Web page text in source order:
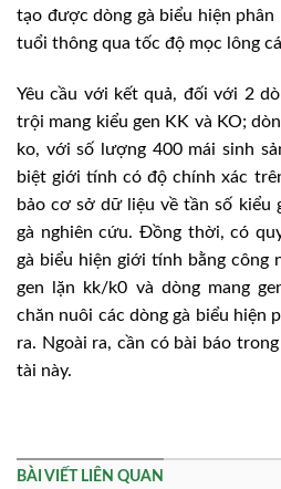
tạo được dòng gà biểu hiện
tuổi thông qua tốc độ mọc lông
Yêu cầu với kết quả, đối với 2
trội mang kiểu gen KK và KO;
ko, với số lượng 400 mái sinh
biệt giới tính có độ chính xác
bảo cơ sở dữ liệu về tần số kiểu
gà nghiên cứu. Đồng thời, có
gà biểu hiện giới tính bằng công
gen lặn kk/k0 và dòng mang
chăn nuôi các dòng gà biểu hiện
ra. Ngoài ra, cần có bài báo
tài này.
BÀI VIẾT LIÊN QUAN